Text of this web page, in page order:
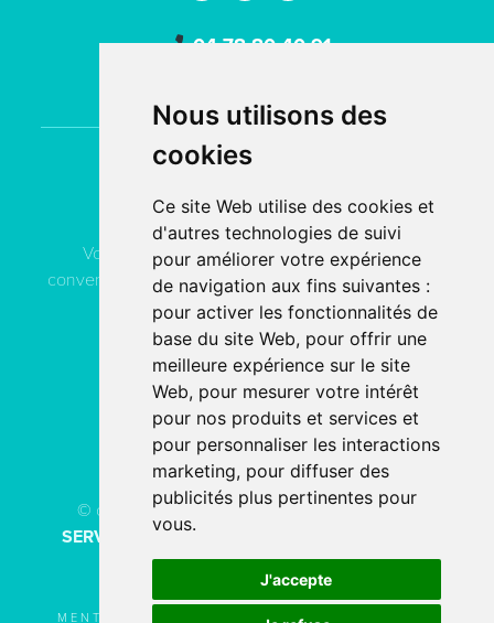
Nous utilisons des
cookies
Ce site Web utilise des cookies et
d'autres technologies de suivi
pour améliorer votre expérience
de navigation aux fins suivantes :
pour activer les fonctionnalités de
base du site Web, pour offrir une
meilleure expérience sur le site
Web, pour mesurer votre intérêt
pour nos produits et services et
pour personnaliser les interactions
marketing, pour diffuser des
publicités plus pertinentes pour
vous.
J'accepte
04 78 80 40 91
Contactez
ACN Service
Vous pouvez contacter ACN Service à votre
convenance, soit par téléphone, soit par email, soit en
remplissant le formulaire de contact.
04 78 80 40 91
PAR EMAIL
© copyright 2026 - Tous droits réservésACN
SERVICE
Création de site internet
l’agence digitale SERCO POINTWEB
MENTIONS LÉGALES UTILISATION DES